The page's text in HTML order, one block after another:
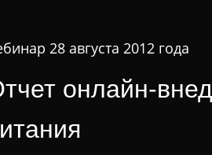
28 августа 2012 года
онлайн-